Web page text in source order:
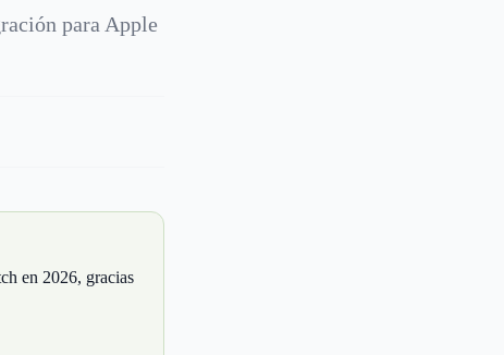
para Apple
en 2026, gracias